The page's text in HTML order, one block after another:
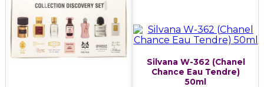
Silvana W-362 (Chanel
Chance Eau Tendre)
50ml